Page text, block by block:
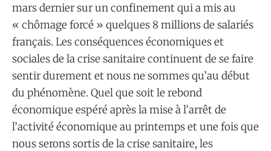
mars dernier sur un confinement qui a mis au
« chômage forcé » quelques 8 millions de salariés
français. Les conséquences économiques et
sociales de la crise sanitaire continuent de se faire
sentir durement et nous ne sommes qu’au début
du phénomène. Quel que soit le rebond
économique espéré après la mise à l’arrêt de
l’activité économique au printemps et une fois que
nous serons sortis de la crise sanitaire, les